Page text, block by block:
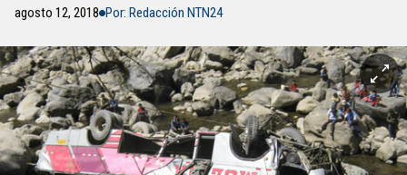
agosto 12, 2018 Por: Redacción NTN24